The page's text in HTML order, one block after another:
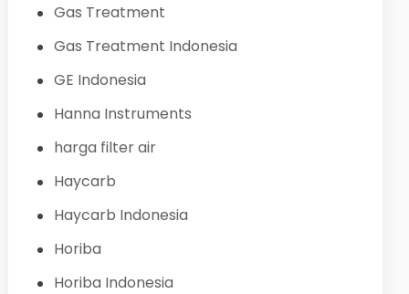
Gas Treatment
Gas Treatment Indonesia
GE Indonesia
Hanna Instruments
harga filter air
Haycarb
Haycarb Indonesia
Horiba
Horiba Indonesia